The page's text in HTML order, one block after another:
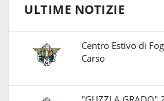
ULTIME NOTIZIE
Centro Estivo di
Carso